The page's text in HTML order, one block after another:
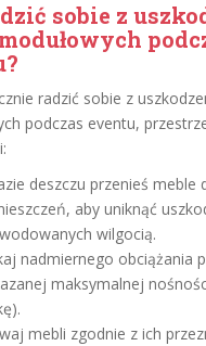
sobie z
radzić sobie z
podczas eventu,
deszczu przenieś meble
aby uniknąć
wilgocią.
nadmiernego obciążania
maksymalnej
mebli zgodnie z ich